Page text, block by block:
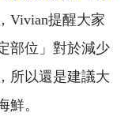
Vivian提醒大家
部位」對於減少
所以還是建議大
鮮。